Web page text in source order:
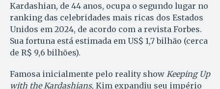
Kardashian, de 44 anos, ocupa o segundo lugar no
ranking das celebridades mais ricas dos Estados
Unidos em 2024, de acordo com a revista Forbes.
Sua fortuna está estimada em US$ 1,7 bilhão (cerca
de R$ 9,6 bilhões).
Famosa inicialmente pelo reality show Keeping Up
with the Kardashians, Kim expandiu seu império